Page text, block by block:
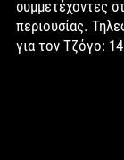
συμμετέχοντες
περιουσίας.
για τον Τζόγο: